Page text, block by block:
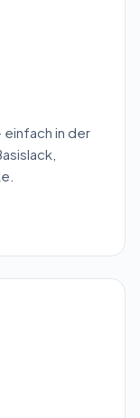
einfach in der